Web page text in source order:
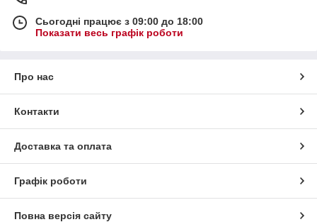
Сьогодні працює з 09:00 до 18:00
Показати весь графік роботи
Про нас
Контакти
Доставка та оплата
Графік роботи
Повна версія сайту